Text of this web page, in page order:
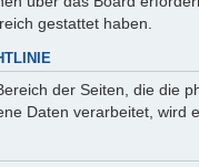
gestattet haben.
der Seiten, die die
Daten verarbeitet, wird